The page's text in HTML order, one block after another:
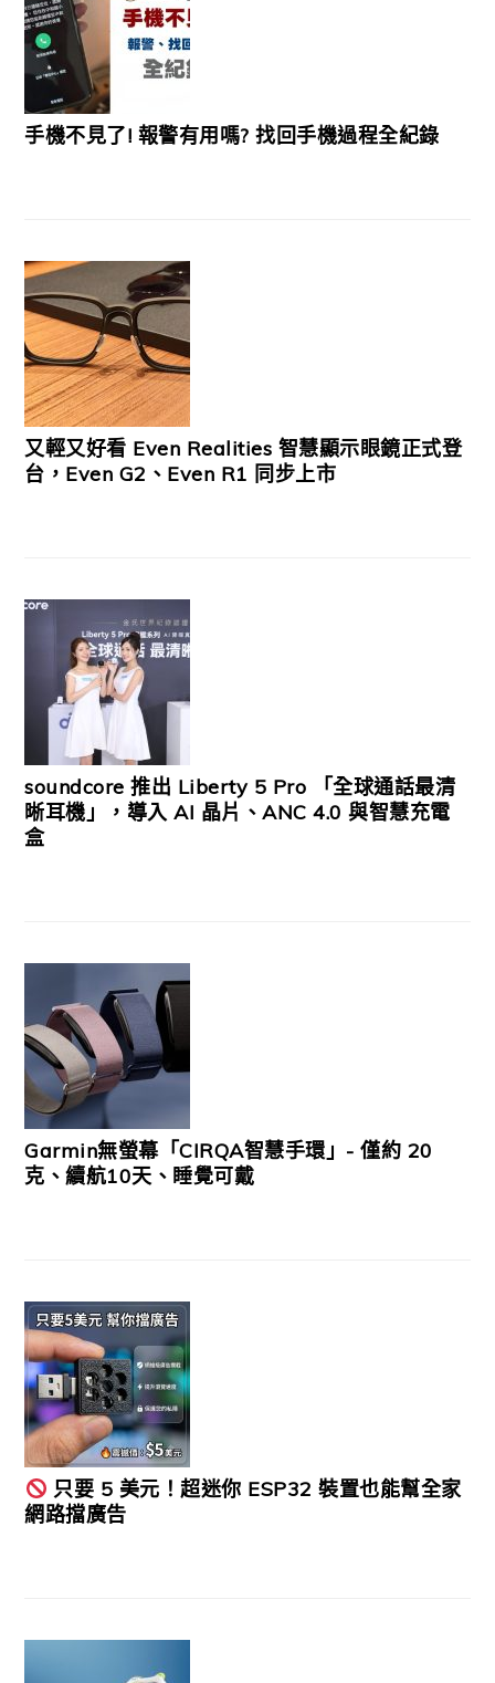
手機不見了! 報警有用嗎? 找回手機過程全紀錄
又輕又好看 Even Realities 智慧顯示眼鏡正式登
台，Even G2、Even R1 同步上市
soundcore 推出 Liberty 5 Pro 「全球通話最清
晰耳機」，導入 AI 晶片、ANC 4.0 與智慧充電
盒
Garmin無螢幕「CIRQA智慧手環」- 僅約 20
克、續航10天、睡覺可戴
只要 5 美元！超迷你 ESP32 裝置也能幫全家
網路擋廣告